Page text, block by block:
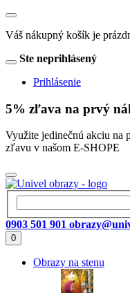
Váš nákupný košík je
Ste neprihlásený
Prihlásenie
5% zľava na prvý
Využite jedinečnú akciu na
zľavu v našom E-SHOPE
0903 501 901
0
Obrazy na stenu